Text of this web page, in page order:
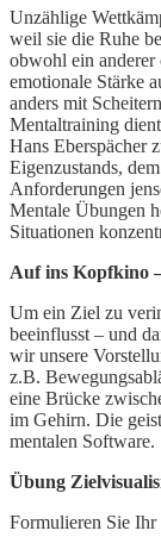
Unzählige
weil sie die Ruhe
obwohl ein anderer
emotionale Stärke
anders mit
Mentaltraining
Hans Eberspächer
Eigenzustands,
Anforderungen
Mentale Übungen
Situationen
Auf ins Kopfkino
Um ein Ziel zu
beeinflusst – und
wir unsere
z.B.
eine Brücke
im Gehirn. Die
mentalen Software.
Übung
Formulieren Sie Ihr